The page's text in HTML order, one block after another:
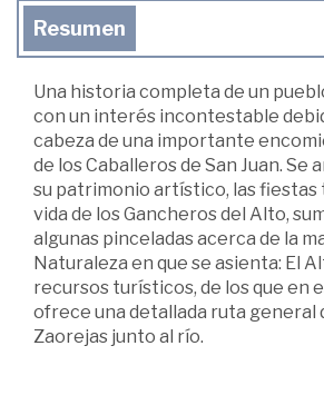
Resumen
Una historia completa de un
con un interés incontestable
cabeza de una importante
de los Caballeros de San Juan. Se
su patrimonio artístico, las fiestas
vida de los Gancheros del Alto,
algunas pinceladas acerca de la
Naturaleza en que se asienta: El
recursos turísticos, de los que en
ofrece una detallada ruta general
Zaorejas junto al río.